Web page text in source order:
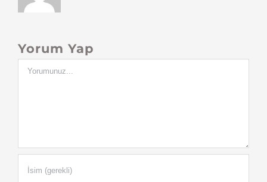
Yorum Yap
Yorum